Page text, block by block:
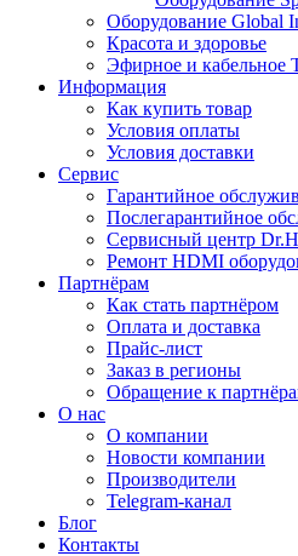
Оборудование Global
Красота и здоровье
Эфирное и кабельное
Информация
Как купить товар
Условия оплаты
Условия доставки
Сервис
Гарантийное
Послегарантийное
Сервисный центр
Ремонт HDMI
Партнёрам
Как стать партнёром
Оплата и доставка
Прайс-лист
Заказ в регионы
Обращение к
О нас
О компании
Новости компании
Производители
Telegram-канал
Блог
Контакты